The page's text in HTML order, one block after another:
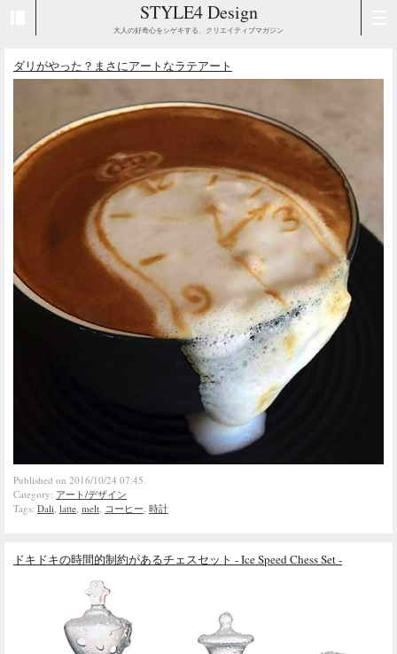
STYLE4 Design
大人の好奇心をシゲキする、クリエイティブマガジン
ダリがやった？まさにアートなラテアート
Published on 2016/10/24 07:45.
Category: アート/デザイン
Tags: Dali latte melt コーヒー 時計
ドキドキの時間的制約があるチェスセット - Ice Speed Chess Set -